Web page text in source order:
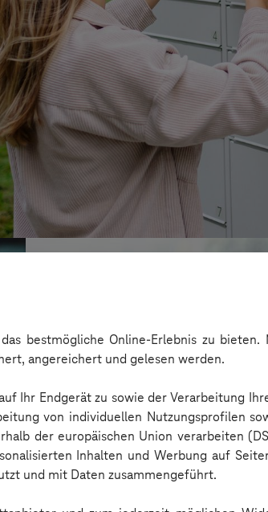
bestmögliche Online-Erlebnis zu
angereichert und gelesen werden.
Ihr Endgerät zu sowie der Verarbeitung
von individuellen Nutzungsprofilen
der europäischen Union verarbeiten
Inhalten und Werbung auf
und mit Daten zusammengeführt.
BARMER
Sichere Kommunikation über